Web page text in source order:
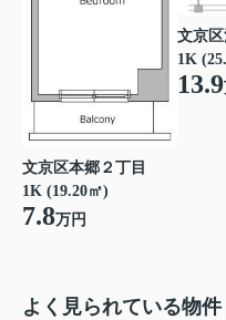
文京区本郷２丁目
1K (19.20㎡)
7.8万円
文京区
1K
13.9
よく見られている物件